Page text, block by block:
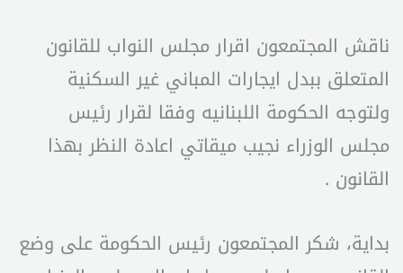
ناقش المجتمعون اقرار مجلس النواب للقانون
المتعلق ببدل ايجارات المباني غير السكنية
ولتوجه الحكومة اللبنانيه وفقا لقرار رئيس
مجلس الوزراء نجيب ميقاتي اعادة النظر بهذا
القانون .
بداية، شكر المجتمعون رئيس الحكومة على وضع